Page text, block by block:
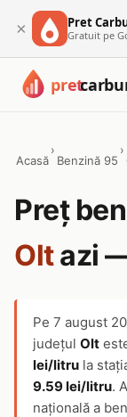
× Pret
Gratuit pe
Acasă
›
Benzină 95
›
Preț
Oltazi
Pe 7 august
județul Olt
lei/litru la
9.59 lei/litru.
națională a